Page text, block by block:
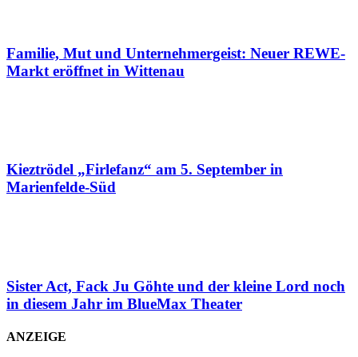
Familie, Mut und Unternehmergeist: Neuer REWE-
Markt eröffnet in Wittenau
Kieztrödel „Firlefanz“ am 5. September in
Marienfelde-Süd
Sister Act, Fack Ju Göhte und der kleine Lord noch
in diesem Jahr im BlueMax Theater
ANZEIGE